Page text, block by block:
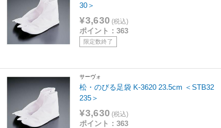
30＞
¥3,630 (税込)
ポイント：363
限定数終了
サーヴォ
松・のびる足袋 K-3620 23.5cm ＜STB32
235＞
¥3,630 (税込)
ポイント：363